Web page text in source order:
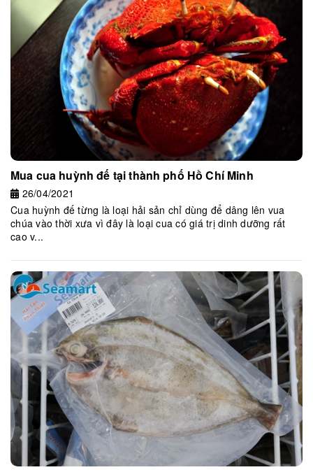
Mua cua huỳnh đế tại thành phố Hồ Chí Minh
26/04/2021
Cua huỳnh đế từng là loại hải sản chỉ dùng để dâng lên vua
chúa vào thời xưa vì đây là loại cua có giá trị dinh dưỡng rất
cao v...